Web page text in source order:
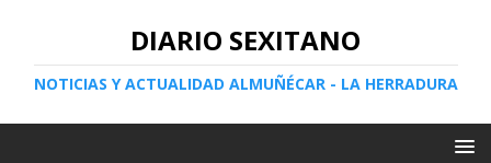
DIARIO SEXITANO
NOTICIAS Y ACTUALIDAD ALMUÑÉCAR - LA HERRADURA